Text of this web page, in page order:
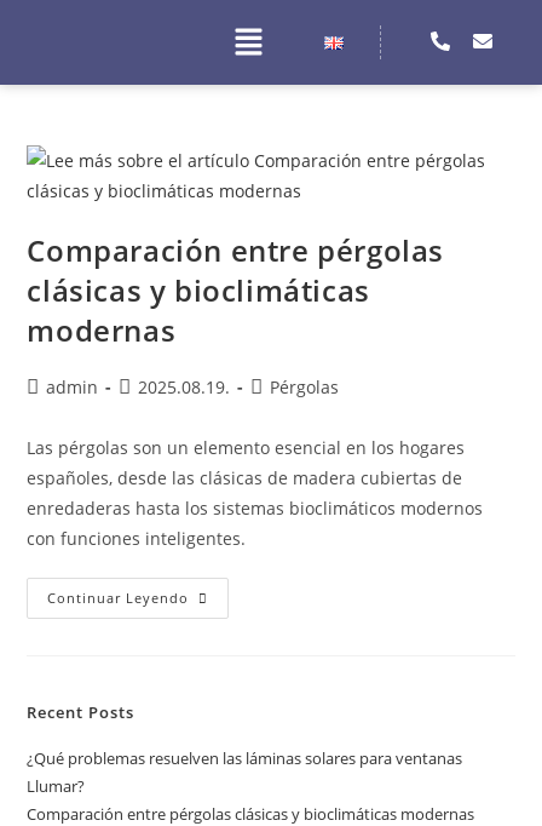
Comparación entre pérgolas
clásicas y bioclimáticas
modernas
admin 2025.08.19. Pérgolas
Las pérgolas son un elemento esencial en los hogares
españoles, desde las clásicas de madera cubiertas de
enredaderas hasta los sistemas bioclimáticos modernos
con funciones inteligentes.
Continuar Leyendo
Recent Posts
¿Qué problemas resuelven las láminas solares para ventanas
Llumar?
Comparación entre pérgolas clásicas y bioclimáticas modernas